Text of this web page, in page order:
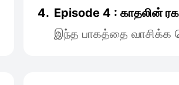
4. Episode 4 : காதலின்
இந்த பாகத்தை வாசிக்க